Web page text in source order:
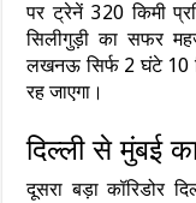
पर ट्रेनें 320 किमी
सिलीगुड़ी का सफर
लखनऊ सिर्फ 2 घंटे 10
रह जाएगा।
दिल्ली से मुंबई
दूसरा बड़ा कॉरिडोर